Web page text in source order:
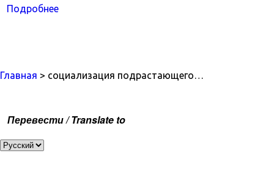
Подробнее
Главная > социализация подрастающего…
Перевести / Translate to